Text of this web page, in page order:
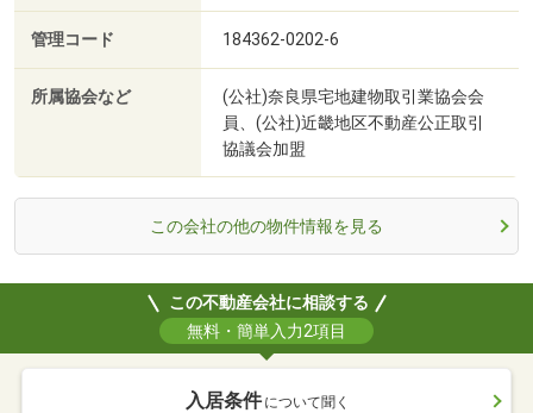
管理コード 184362-0202-6
所属協会など
(公社)奈良県宅地建物取引業協会会
員、(公社)近畿地区不動産公正取引
協議会加盟
この会社の他の物件情報を見る
この不動産会社に相談する
無料・簡単入力2項目
入居条件 について聞く